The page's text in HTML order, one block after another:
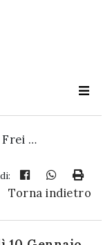
Frei …
Torna indietro